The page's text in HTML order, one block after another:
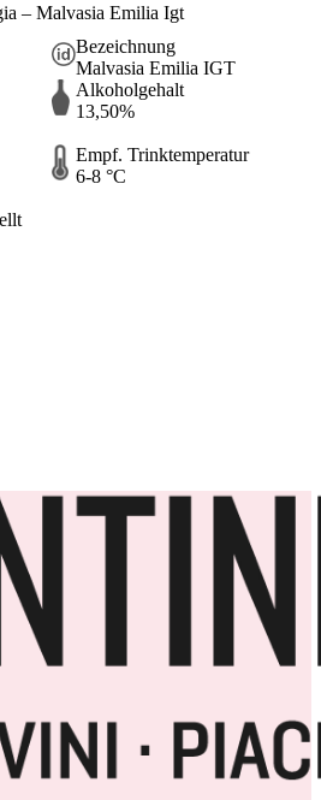
– Malvasia Emilia Igt
Bezeichnung
Malvasia Emilia IGT
Alkoholgehalt
13,50%
Empf. Trinktemperatur
6-8 °C